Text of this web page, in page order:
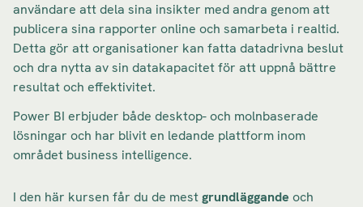
användare att dela sina insikter med andra genom att
publicera sina rapporter online och samarbeta i realtid.
Detta gör att organisationer kan fatta datadrivna beslut
och dra nytta av sin datakapacitet för att uppnå bättre
resultat och effektivitet.
Power BI erbjuder både desktop- och molnbaserade
lösningar och har blivit en ledande plattform inom
området business intelligence.
I den här kursen får du de mestgrundläggande och